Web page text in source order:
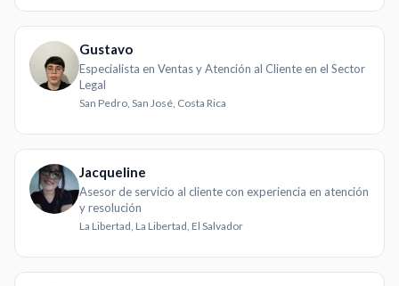
Gustavo
Especialista en Ventas y Atención al Cliente en el Sector
Legal
San Pedro, San José, Costa Rica
Jacqueline
Asesor de servicio al cliente con experiencia en atención
y resolución
La Libertad, La Libertad, El Salvador